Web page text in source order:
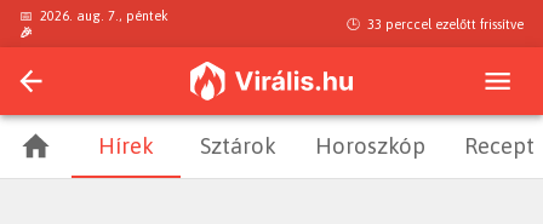
📅 2026. aug. 7., péntek
🎉
🕒 33 perccel ezelőtt frissítve
Hírek Sztárok Horoszkóp Recept